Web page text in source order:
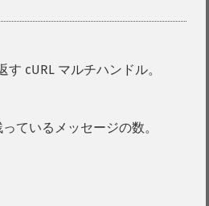
す cURL マルチハンドル。
ているメッセージの数。